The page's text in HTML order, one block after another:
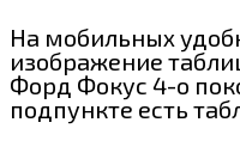
На мобильных
изображение
Форд Фокус 4-о
подпункте есть